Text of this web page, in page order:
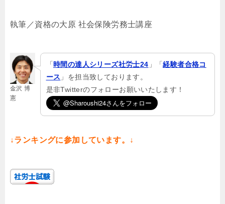
執筆／資格の大原 社会保険労務士講座
金沢 博
憲
「 時間の達人シリーズ社労士24 」「経験者合格コ
ース 」を担当致しております。
是非Twitterのフォローお願いいたします！
↓ランキングに参加しています。↓